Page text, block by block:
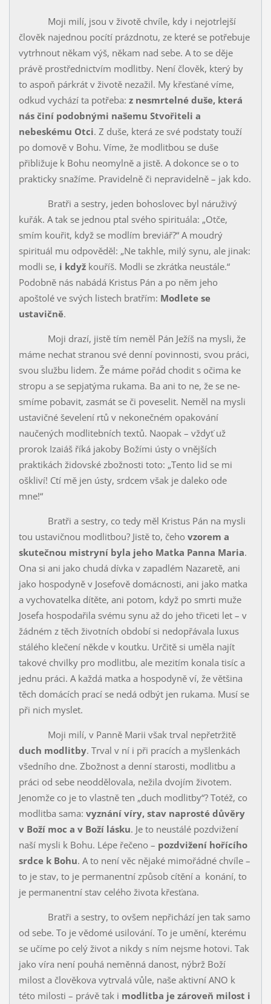
Moji milí, jsou v životě chvíle, kdy i nejotrlejší
člověk najednou pocítí prázdnotu, ze které se potřebuje
vytrhnout někam výš, někam nad sebe. A to se děje
právě prostřednictvím modlitby. Není člověk, který by
to aspoň párkrát v životě nezažil. My křesťané víme,
odkud vychází ta po­třeba: z nesmrtelné duše, která
nás činí podobnými našemu Stvořiteli a
nebeskému Otci. Z duše, která ze své podstaty touží
po domově v Bohu. Víme, že modlitbou se duše
přibližuje k Bohu neomylně a jistě. A dokonce se o to
prakticky snažíme. Pravidelně či nepravidelně – jak kdo.
Bratři a sestry, jeden bohoslovec byl náruživý
kuřák. A tak se jed­nou ptal svého spirituála: „Otče,
smím kouřit, když se modlím breviář?“ A moudrý
spirituál mu odpověděl: „Ne takhle, milý synu, ale jinak:
modli se, i kdyžkouříš. Modli se zkrátka neustále.“
Podobně nás nabádá Kristus Pán a po něm jeho
apoštolé ve svých listech bratřím: Modlete se
ustavičně.
Moji drazí, jistě tím neměl Pán Ježíš na mysli, že
máme nechat stra­nou své denní povinnosti, svou práci,
svou službu lidem. Že máme pořád chodit s očima ke
stropu a se sepjatýma rukama. Ba ani to ne, že se ne­
smíme pobavit, zasmát se či poveselit. Neměl na mysli
ustavičné ševelení rtů v nekonečném opakování
naučených modlitebních textů. Naopak – vždyť už
prorok Izaiáš říká jakoby Božími ústy o vnějších
praktikách ži­dovské zbožnosti toto: „Tento lid se mi
oškliví! Ctí mě jen ústy, srdcem však je daleko ode
mne!“
Bratři a sestry, co tedy měl Kristus Pán na mysli
tou ustavičnou modlitbou? Jistě to, čeho vzorem a
skutečnou mistryní byla jeho Matka Panna Maria.
Ona si ani jako chudá dívka v zapadlém Nazaretě, ani
jako hospodyně v Josefově domácnosti, ani jako matka
a vychovatelka dítěte, ani potom, když po smrti muže
Josefa hospodařila svému synu až do jeho třiceti let – v
žádném z těch životních období si nedopřávala luxus
stálého klečení někde v koutku. Určitě si uměla najít
takové chvilky pro modlitbu, ale mezitím konala tisíc a
jednu práci. A každá matka a hospodyně ví, že většina
těch domácích prací se nedá odbýt jen rukama. Musí se
při nich myslet.
Moji milí, v Panně Marii však trval nepřetržitě
duch modlitby. Tr­val v ní i při pracích a myšlenkách
všedního dne. Zbožnost a denní starosti, modlitbu a
práci od sebe neoddělovala, nežila dvojím životem.
Jenomže co je to vlastně ten „duch modlitby“? Totéž, co
modlitba sama: vyznání víry, stav naprosté důvěry
v Boží moc a v Boží lásku. Je to neustálé pozdvižení
naší mysli k Bohu. Lépe řečeno – pozdvižení hořícího
srdce k Bohu. A to není věc nějaké mimořádné chvíle –
to je stav, to je permanentní způsob cítění a konání, to
je permanentní stav celého života křesťana.
Bratři a sestry, to ovšem nepřichází jen tak samo
od sebe. To je vědomé usilování. To je umění, kterému
se učíme po celý život a nikdy s ním nejsme hotovi. Tak
jako víra není pouhá neměnná danost, nýbrž Boží
milost a člověkova vytrvalá vůle, naše aktivní ANO k
této milosti – právě tak i modlitba je zároveň milost i